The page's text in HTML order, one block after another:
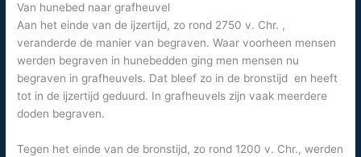
Van hunebed naar grafheuvel
Aan het einde van de ijzertijd, zo rond 2750 v. Chr. ,
veranderde de manier van begraven. Waar voorheen mensen
werden begraven in hunebedden ging men mensen nu
begraven in grafheuvels. Dat bleef zo in de bronstijd en heeft
tot in de ijzertijd geduurd. In grafheuvels zijn vaak meerdere
doden begraven.
Tegen het einde van de bronstijd, zo rond 1200 v. Chr., werden